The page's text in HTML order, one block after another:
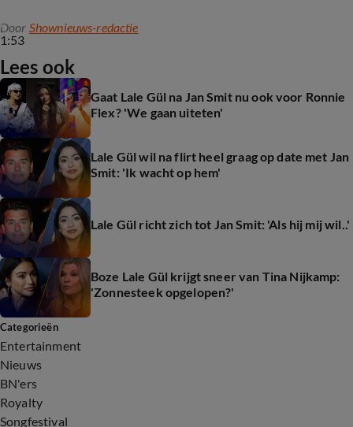
1:53
Door Shownieuws-redactie
Lees ook
Gaat Lale Gül na Jan Smit nu ook voor Ronnie
Flex? 'We gaan uiteten'
Lale Gül wil na flirt heel graag op date met Jan
Smit: 'Ik wacht op hem'
Lale Gül richt zich tot Jan Smit: 'Als hij mij wil..'
Boze Lale Gül krijgt sneer van Tina Nijkamp:
'Zonnesteek opgelopen?'
Categorieën
Entertainment
Nieuws
BN'ers
Royalty
Songfestival